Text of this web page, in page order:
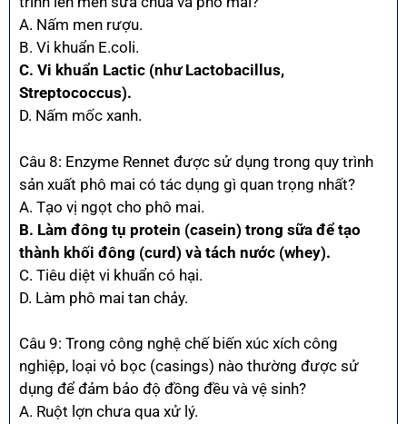
A. Nấm men rượu.
B. Vi khuẩn E.coli.
C. Vi khuẩn Lactic (như Lactobacillus,
Streptococcus).
D. Nấm mốc xanh.
Câu 8: Enzyme Rennet được sử dụng trong quy trình
sản xuất phô mai có tác dụng gì quan trọng nhất?
A. Tạo vị ngọt cho phô mai.
B. Làm đông tụ protein (casein) trong sữa để tạo
thành khối đông (curd) và tách nước (whey).
C. Tiêu diệt vi khuẩn có hại.
D. Làm phô mai tan chảy.
Câu 9: Trong công nghệ chế biến xúc xích công
nghiệp, loại vỏ bọc (casings) nào thường được sử
dụng để đảm bảo độ đồng đều và vệ sinh?
A. Ruột lợn chưa qua xử lý.